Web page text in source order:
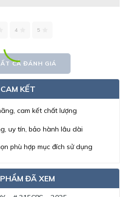
4 5
CẢ ĐÁNH GIÁ
CAM KẾT
cam kết chất lượng
uy tín, bảo hành lâu dài
phù hợp mục đích sử dụng
ĐÃ XEM